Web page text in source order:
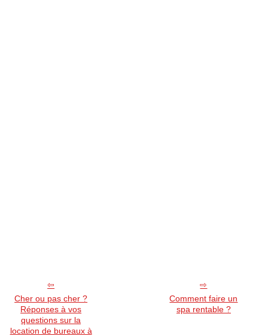
Cher ou pas cher ?
Réponses à vos
questions sur la
location de bureaux à
Comment faire un
spa rentable ?